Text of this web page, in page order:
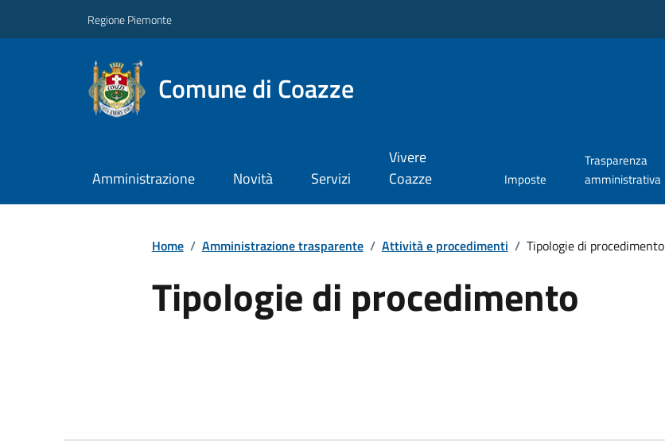
Regione Piemonte
Comune di Coazze
Amministrazione Novità Servizi
Vivere
Coazze
Imposte
Trasparenza
amministrativa
Home / Amministrazione trasparente / Attività e procedimenti / Tipologie di procedimento
Tipologie di procedimento